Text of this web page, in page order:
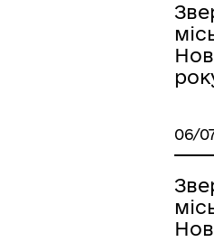
06/